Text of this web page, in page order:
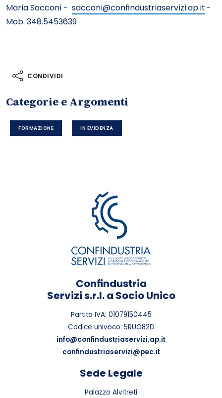
Maria Sacconi - sacconi@confindustriaservizi.ap.it -
Mob. 348.5453639
CONDIVIDI
Categorie e Argomenti
FORMAZIONE IN EVIDENZA
Confindustria
Servizi s.r.l. a Socio Unico
Partita IVA: 01079150445
Codice univoco: 5RUO82D
info@confindustriaservizi.ap.it
confindustriaservizi@pec.it
Sede Legale
Palazzo Alvitreti